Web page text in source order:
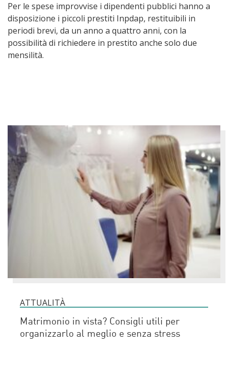
Per le spese improvvise i dipendenti pubblici hanno a
disposizione i piccoli prestiti Inpdap, restituibili in
periodi brevi, da un anno a quattro anni, con la
possibilità di richiedere in prestito anche solo due
mensilità.
ATTUALITÀ
Matrimonio in vista? Consigli utili per
organizzarlo al meglio e senza stress